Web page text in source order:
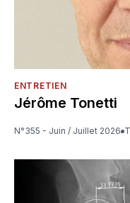
ENTRETIEN
Jérôme Tonetti
N°355 - Juin / Juillet 2026